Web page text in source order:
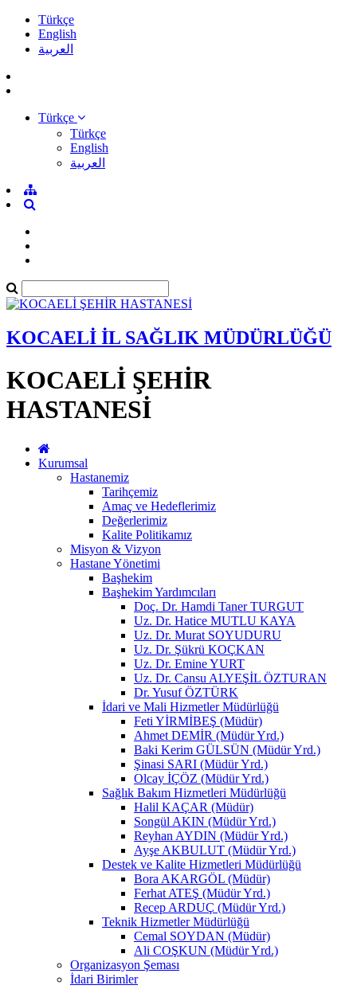
Türkçe
English
العربية
Türkçe
Türkçe
English
العربية
KOCAELİ İL SAĞLIK MÜDÜRLÜĞÜ
KOCAELİ ŞEHİR
HASTANESİ
Kurumsal
Hastanemiz
Tarihçemiz
Amaç ve Hedeflerimiz
Değerlerimiz
Kalite Politikamız
Misyon & Vizyon
Hastane Yönetimi
Başhekim
Başhekim Yardımcıları
Doç. Dr. Hamdi Taner TURGUT
Uz. Dr. Hatice MUTLU KAYA
Uz. Dr. Murat SOYUDURU
Uz. Dr. Şükrü KOÇKAN
Uz. Dr. Emine YURT
Uz. Dr. Cansu ALYEŞİL ÖZTURAN
Dr. Yusuf ÖZTÜRK
İdari ve Mali Hizmetler Müdürlüğü
Feti YİRMİBEŞ (Müdür)
Ahmet DEMİR (Müdür Yrd.)
Baki Kerim GÜLSÜN (Müdür Yrd.)
Şinasi SARI (Müdür Yrd.)
Olcay İÇÖZ (Müdür Yrd.)
Sağlık Bakım Hizmetleri Müdürlüğü
Halil KAÇAR (Müdür)
Songül AKIN (Müdür Yrd.)
Reyhan AYDIN (Müdür Yrd.)
Ayşe AKBULUT (Müdür Yrd.)
Destek ve Kalite Hizmetleri Müdürlüğü
Bora AKARGÖL (Müdür)
Ferhat ATEŞ (Müdür Yrd.)
Recep ARDUÇ (Müdür Yrd.)
Teknik Hizmetler Müdürlüğü
Cemal SOYDAN (Müdür)
Ali COŞKUN (Müdür Yrd.)
Organizasyon Şeması
İdari Birimler